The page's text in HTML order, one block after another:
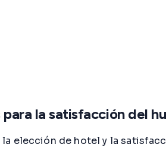
la satisfacción del
elección de hotel y la